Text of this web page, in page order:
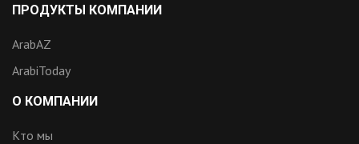
ПРОДУКТЫ КОМПАНИИ
ArabAZ
ArabiToday
О КОМПАНИИ
Кто мы